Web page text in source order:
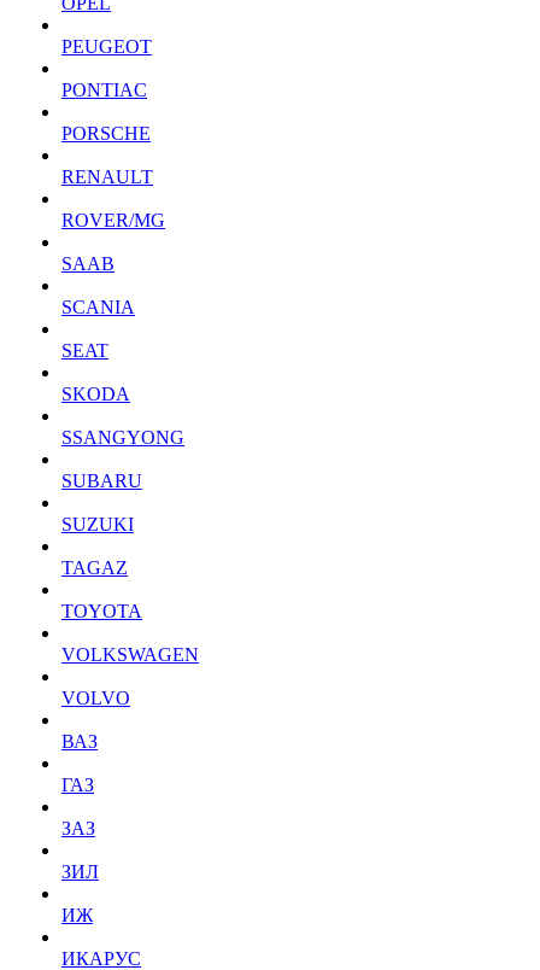
PEUGEOT
PONTIAC
PORSCHE
RENAULT
ROVER/MG
SAAB
SCANIA
SEAT
SKODA
SSANGYONG
SUBARU
SUZUKI
TAGAZ
TOYOTA
VOLKSWAGEN
VOLVO
ВАЗ
ГАЗ
ЗАЗ
ЗИЛ
ИЖ
ИКАРУС